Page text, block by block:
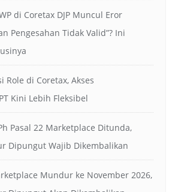
di Coretax DJP Muncul Eror
Pengesahan Tidak Valid”? Ini
Role di Coretax, Akses
Kini Lebih Fleksibel
Pasal 22 Marketplace Ditunda,
Dipungut Wajib Dikembalikan
Mundur ke November 2026,